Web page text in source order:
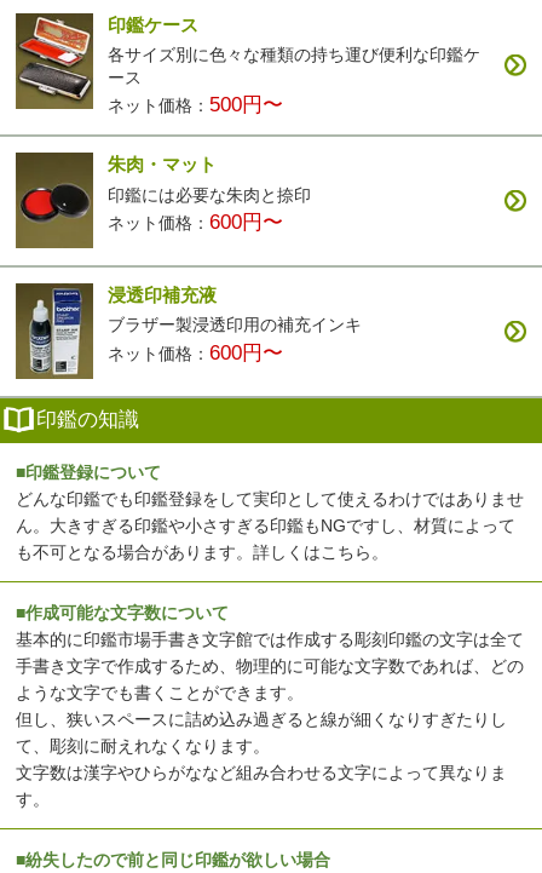
印鑑ケース
各サイズ別に色々な種類の持ち運び便利な印鑑ケ
ース
ネット価格： 500円〜
朱肉・マット
印鑑には必要な朱肉と捺印
ネット価格：600円〜
浸透印補充液
ブラザー製浸透印用の補充インキ
ネット価格：600円〜
印鑑の知識
■印鑑登録について
どんな印鑑でも印鑑登録をして実印として使えるわけではありませ
ん。大きすぎる印鑑や小さすぎる印鑑もNGですし、材質によって
も不可となる場合があります。詳しくはこちら 。
■作成可能な文字数について
基本的に印鑑市場手書き文字館では作成する彫刻印鑑の文字は全て
手書き文字で作成するため、物理的に可能な文字数であれば、どの
ような文字でも書くことができます。
但し、狭いスペースに詰め込み過ぎると線が細くなりすぎたりし
て、彫刻に耐えれなくなります。
文字数は漢字やひらがななど組み合わせる文字によって異なりま
す。
■紛失したので前と同じ印鑑が欲しい場合